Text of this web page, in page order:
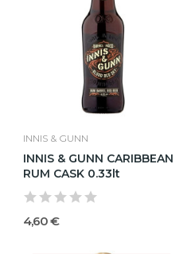
INNIS & GUNN
INNIS & GUNN CARIBBEAN
RUM CASK 0.33lt
4,60 €